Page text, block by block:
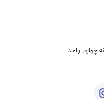
خیابان بنی هاشم پلاک ۲۰۲ ، طبقه چهارم، واحد